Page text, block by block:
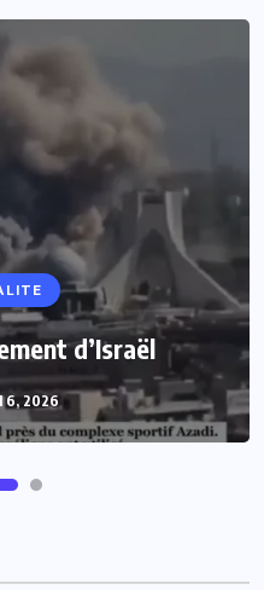
d’Israël
6, 2026